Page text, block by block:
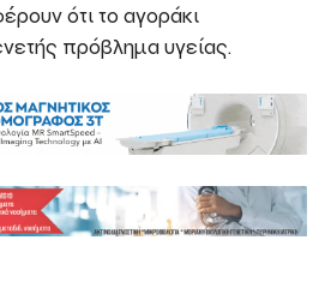
ότι το αγοράκι
πρόβλημα υγείας.